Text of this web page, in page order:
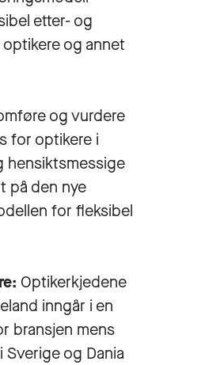
etter- og
og annet
og vurdere
for optikere i
hensiktsmessige
på den nye
for fleksibel
Optikerkjedene
inngår i en
bransjen mens
Sverige og Dania